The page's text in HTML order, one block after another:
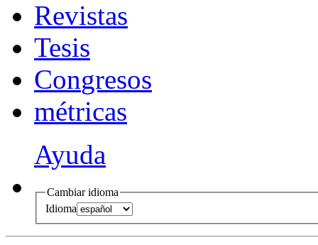
Revistas
Tesis
Congresos
métricas
Ayuda
Cambiar idioma
Idioma